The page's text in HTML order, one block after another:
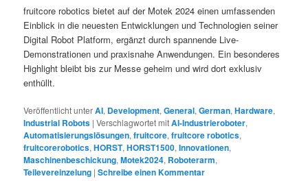
fruitcore robotics bietet auf der Motek 2024 einen umfassenden
Einblick in die neuesten Entwicklungen und Technologien seiner
Digital Robot Platform, ergänzt durch spannende Live-
Demonstrationen und praxisnahe Anwendungen. Ein besonderes
Highlight bleibt bis zur Messe geheim und wird dort exklusiv
enthüllt.
Veröffentlicht unterAI, Development,General,German,Hardware,
Industrial Robots |Verschlagwortet mitAI-Industrieroboter,
Automatisierungslösungen,fruitcore,fruitcore robotics,
fruitcorerobotics,HORST,HORST1500,Innovationen,
Maschinenbeschickung,Motek2024, Roboterarm,
Teilevereinzelung |Schreibe einen Kommentar